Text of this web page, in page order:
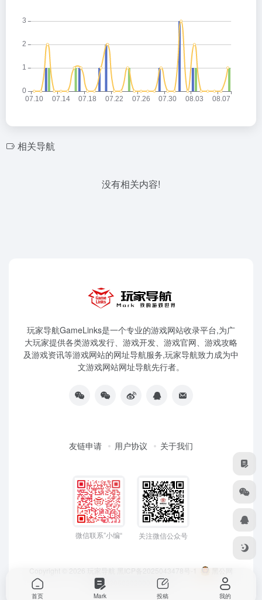
相关导航
没有相关内容!
玩家导航GameLinks是一个专业的游戏网站收录平台,为广
大玩家提供各类游戏发行、游戏开发、游戏官网、游戏攻略
及游戏资讯等游戏网站的网址导航服务,玩家导航致力成为中
文游戏网站网址导航先行者。
友链申请 用户协议 关于我们
微信联系”小编“ 关注微信公众号
Copyright © 2026 玩家导航 黑ICP备2025043478号-1
黑公网
安备23050202000033号
首页 Mark 投稿 我的